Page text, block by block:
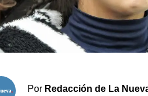
Por Redacción de La